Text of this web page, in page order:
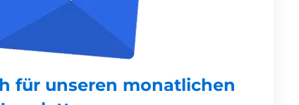
für unseren monatlichen